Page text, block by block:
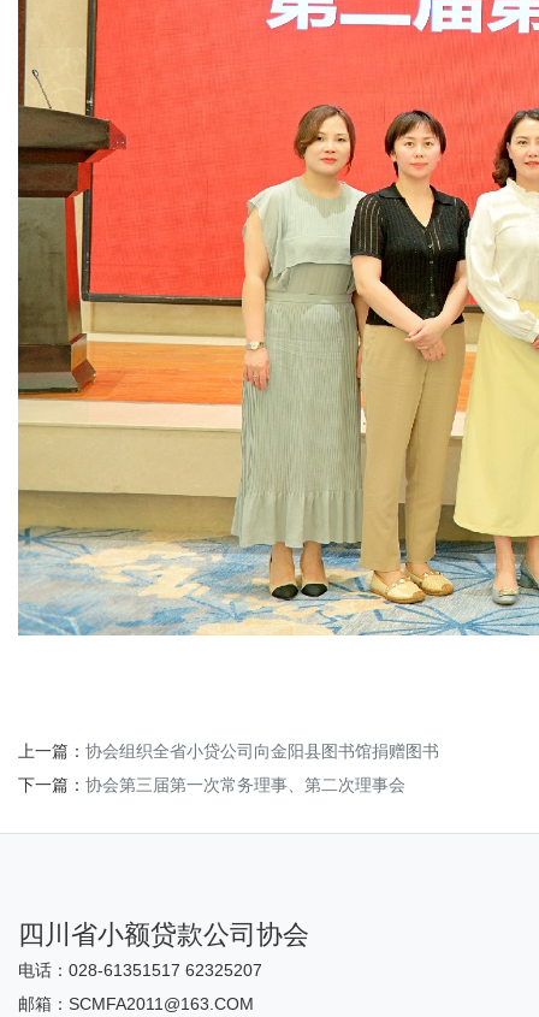
上一篇： 协会组织全省小贷公司向金阳县图书馆捐赠图书
下一篇： 协会第三届第一次常务理事、第二次理事会
四川省小额贷款公司协会
电话：028-61351517 62325207
邮箱：SCMFA2011@163.COM